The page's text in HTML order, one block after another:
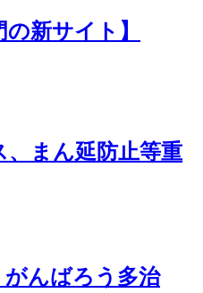
新サイト】
まん延防止等重
がんばろう多治